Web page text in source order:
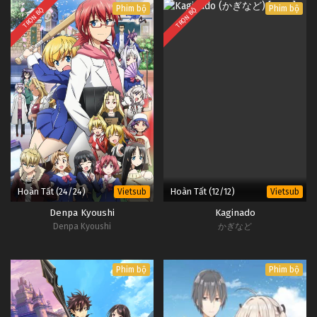
TRỌN BỘ Phim bộ
Hoàn Tất (24/24) Vietsub
Denpa Kyoushi
Denpa Kyoushi
TRỌN BỘ Phim bộ
Hoàn Tất (12/12) Vietsub
Kaginado
かぎなど
Phim bộ Phim bộ